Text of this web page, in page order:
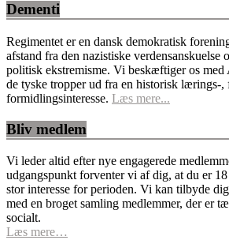
Dementi
Regimentet er en dansk demokratisk
afstand fra den nazistiske verdensanskuelse
politisk ekstremisme. Vi beskæftiger os med
de tyske tropper ud fra en historisk lærings-,
formidlingsinteresse. Læs mere...
Bliv medlem
Vi leder altid efter nye engagerede
udgangspunkt forventer vi af dig, at du er
stor interesse for perioden. Vi kan tilbyde
med en broget samling medlemmer, der er
socialt.
Læs mere…